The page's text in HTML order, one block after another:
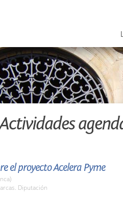
el proyecto Acelera Pyme
Diputación